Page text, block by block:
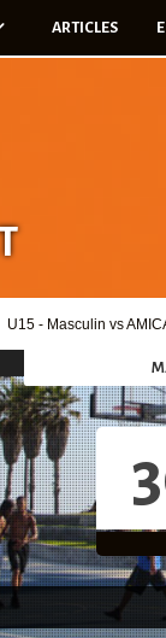
ARTICLES
U15 - Masculin vs